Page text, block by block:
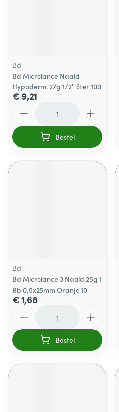
Bd
Bd Microlance Naald
Hypoderm. 27g 1/2'' Ster 100
€ 9,21
Bestel
Bd
Bd Microlance 3 Naald 25g 1
Rb 0,5x25mm Oranje 10
€ 1,68
Bestel